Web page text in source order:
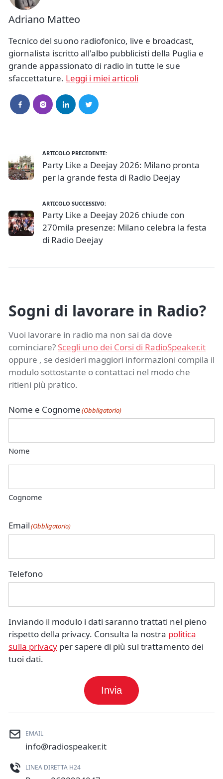
Adriano Matteo
Tecnico del suono radiofonico, live e broadcast,
giornalista iscritto all'albo pubblicisti della Puglia e
grande appassionato di radio in tutte le sue
sfaccettature. Leggi i miei articoli
ARTICOLO PRECEDENTE:
Party Like a Deejay 2026: Milano pronta
per la grande festa di Radio Deejay
ARTICOLO SUCCESSIVO:
Party Like a Deejay 2026 chiude con
270mila presenze: Milano celebra la festa
di Radio Deejay
Sogni di lavorare in Radio?
Vuoi lavorare in radio ma non sai da dove
cominciare? Scegli uno dei Corsi di RadioSpeaker.it
oppure , se desideri maggiori informazioni compila il
modulo sottostante o contattaci nel modo che
ritieni più pratico.
Nome e Cognome(Obbligatorio)
Nome
Cognome
Email(Obbligatorio)
Telefono
Inviando il modulo i dati saranno trattati nel pieno
rispetto della privacy. Consulta la nostra politica
sulla privacy per sapere di più sul trattamento dei
tuoi dati.
Invia
EMAIL
info@radiospeaker.it
LINEA DIRETTA H24